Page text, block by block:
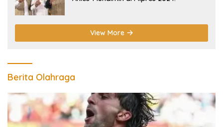
View More
Berita Olahraga